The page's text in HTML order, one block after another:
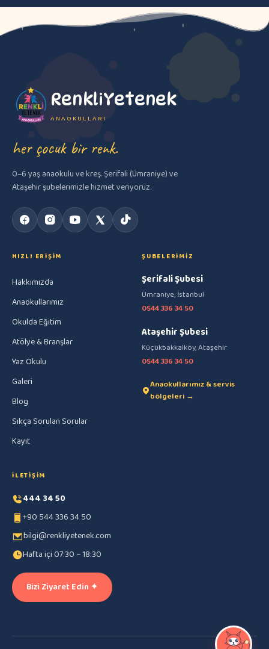
RenkliYetenek
ANAOKULLARI
her çocuk bir renk.
0–6 yaş anaokulu ve kreş. Şerifali (Ümraniye) ve
Ataşehir şubelerimizle hizmet veriyoruz.
HIZLI ERIŞIM
Hakkımızda
Anaokullarımız
Okulda Eğitim
Atölye & Branşlar
Yaz Okulu
Galeri
Blog
Sıkça Sorulan Sorular
Kayıt
ŞUBELERIMIZ
Şerifali Şubesi
Ümraniye, İstanbul
0544 336 34 50
Ataşehir Şubesi
Küçükbakkalköy, Ataşehir
0544 336 34 50
Anaokullarımız & servis
bölgeleri →
İLETIŞIM
444 34 50
+90 544 336 34 50
bilgi@renkliyetenek.com
Hafta içi 07:30 – 18:30
Bizi Ziyaret Edin ✦